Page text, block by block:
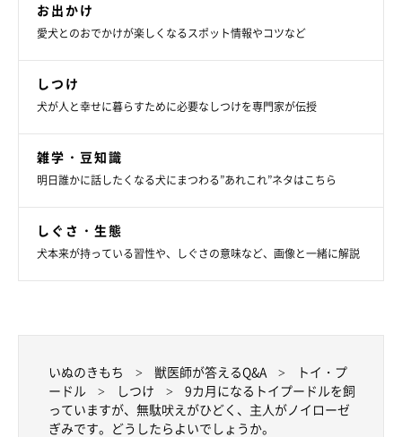
お出かけ
愛犬とのおでかけが楽しくなるスポット情報やコツなど
しつけ
犬が人と幸せに暮らすために必要なしつけを専門家が伝授
雑学・豆知識
明日誰かに話したくなる犬にまつわる”あれこれ”ネタはこちら
しぐさ・生態
犬本来が持っている習性や、しぐさの意味など、画像と一緒に解説
いぬのきもち 獣医師が答えるQ&A
トイ・プ
ードル
しつけ
9カ月になるトイプードルを飼
っていますが、無駄吠えがひどく、主人がノイローゼ
ぎみです。どうしたらよいでしょうか。